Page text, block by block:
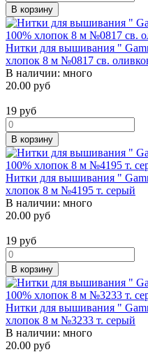
В корзину
Нитки для вышивания "
хлопок 8 м №0817 св.
В наличии: много
20.00 руб
19 руб
В корзину
Нитки для вышивания "
хлопок 8 м №4195 т. серый
В наличии: много
20.00 руб
19 руб
В корзину
Нитки для вышивания "
хлопок 8 м №3233 т. серый
В наличии: много
20.00 руб